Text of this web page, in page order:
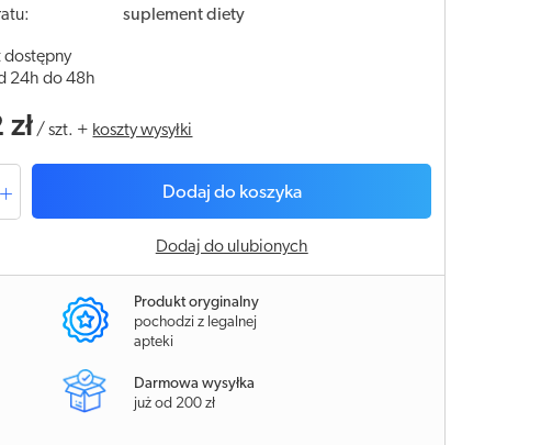
suplement diety
dostępny
24h do 48h
/szt. + koszty wysyłki
Dodaj do koszyka
Dodaj do ulubionych
Produkt oryginalny
pochodzi z legalnej
apteki
Darmowa wysyłka
już od 200 zł